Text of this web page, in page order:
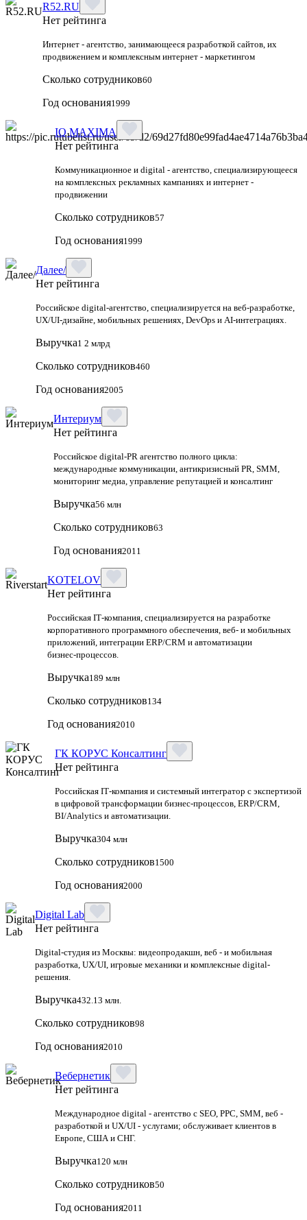
R52.RU
Нет рейтинга
Интернет - агентство, занимающееся разработкой сайтов, их
продвижением и комплексным интернет - маркетингом
Сколько сотрудников60
Год основания1999
IQ MAXIMA
Нет рейтинга
Коммуникационное и digital - агентство, специализирующееся
на комплексных рекламных кампаниях и интернет -
продвижении
Сколько сотрудников57
Год основания1999
Далее/
Нет рейтинга
Российское digital-агентство, специализируется на веб-разработке,
UX/UI-дизайне, мобильных решениях, DevOps и AI-интеграциях.
Выручка1 2 млрд
Сколько сотрудников460
Год основания2005
Интериум
Нет рейтинга
Российское digital-PR агентство полного цикла:
международные коммуникации, антикризисный PR, SMM,
мониторинг медиа, управление репутацией и консалтинг
Выручка56 млн
Сколько сотрудников63
Год основания2011
KOTELOV
Нет рейтинга
Российская IT‑компания, специализируется на разработке
корпоративного программного обеспечения, веб‑ и мобильных
приложений, интеграции ERP/CRM и автоматизации
бизнес‑процессов.
Выручка189 млн
Сколько сотрудников134
Год основания2010
ГК КОРУС Консалтинг
Нет рейтинга
Российская IT‑компания и системный интегратор с экспертизой
в цифровой трансформации бизнес‑процессов, ERP/CRM,
BI/Analytics и автоматизации.
Выручка304 млн
Сколько сотрудников1500
Год основания2000
Digital Lab
Нет рейтинга
Digital-студия из Москвы: видеопродакшн, веб - и мобильная
разработка, UX/UI, игровые механики и комплексные digital-
решения.
Выручка432.13 млн.
Сколько сотрудников98
Год основания2010
Вебернетик
Нет рейтинга
Международное digital - агентство с SEO, PPC, SMM, веб -
разработкой и UX/UI - услугами; обслуживает клиентов в
Европе, США и СНГ.
Выручка120 млн
Сколько сотрудников50
Год основания2011